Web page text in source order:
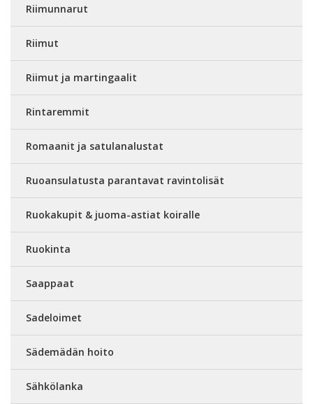
Riimunnarut
Riimut
Riimut ja martingaalit
Rintaremmit
Romaanit ja satulanalustat
Ruoansulatusta parantavat ravintolisät
Ruokakupit & juoma-astiat koiralle
Ruokinta
Saappaat
Sadeloimet
Sädemädän hoito
Sähkölanka